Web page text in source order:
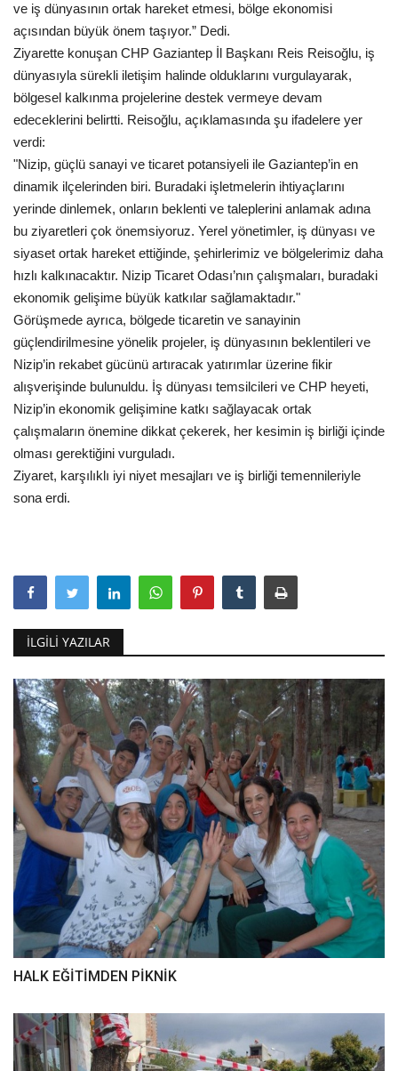
ve iş dünyasının ortak hareket etmesi, bölge ekonomisi
açısından büyük önem taşıyor.” Dedi.
Ziyarette konuşan CHP Gaziantep İl Başkanı Reis Reisoğlu, iş
dünyasıyla sürekli iletişim halinde olduklarını vurgulayarak,
bölgesel kalkınma projelerine destek vermeye devam
edeceklerini belirtti. Reisoğlu, açıklamasında şu ifadelere yer
verdi:
"Nizip, güçlü sanayi ve ticaret potansiyeli ile Gaziantep’in en
dinamik ilçelerinden biri. Buradaki işletmelerin ihtiyaçlarını
yerinde dinlemek, onların beklenti ve taleplerini anlamak adına
bu ziyaretleri çok önemsiyoruz. Yerel yönetimler, iş dünyası ve
siyaset ortak hareket ettiğinde, şehirlerimiz ve bölgelerimiz daha
hızlı kalkınacaktır. Nizip Ticaret Odası’nın çalışmaları, buradaki
ekonomik gelişime büyük katkılar sağlamaktadır."
Görüşmede ayrıca, bölgede ticaretin ve sanayinin
güçlendirilmesine yönelik projeler, iş dünyasının beklentileri ve
Nizip’in rekabet gücünü artıracak yatırımlar üzerine fikir
alışverişinde bulunuldu. İş dünyası temsilcileri ve CHP heyeti,
Nizip’in ekonomik gelişimine katkı sağlayacak ortak
çalışmaların önemine dikkat çekerek, her kesimin iş birliği içinde
olması gerektiğini vurguladı.
Ziyaret, karşılıklı iyi niyet mesajları ve iş birliği temennileriyle
sona erdi.
İLGILI YAZILAR
HALK EĞİTİMDEN PİKNİK